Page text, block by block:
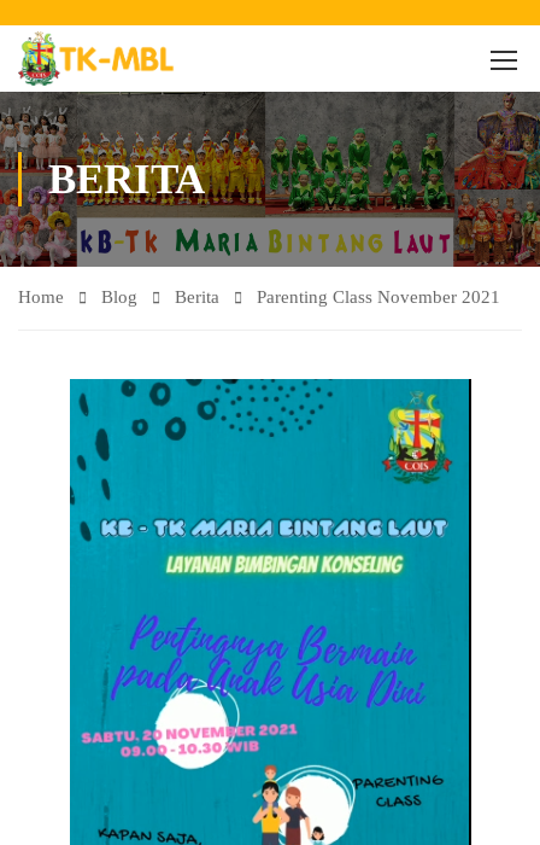
BERITA
Home Blog Berita Parenting Class November 2021